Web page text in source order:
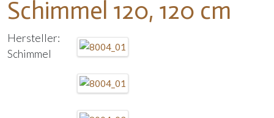
Schimmel 120, 120 cm
Hersteller:
Schimmel